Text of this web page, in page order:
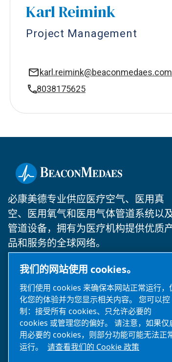
Project Management
Karl Reimink
karl.reimink@beaconmedaes.com
8038175625
必康美德专业供应医疗空气、医用真
空、医用氧气和医用气体管道系统以
管道设备，拥有为医疗机构提供优质
品和服务的全球网络。
©2024 必康美德
沪ICP备2025112077号
沪公网安备31010502007329号
售前咨询：021-2357 0383（服务时
我们的网站使用 cookies。
我们使用 cookies 来确保本网站正常运行，
化您的体验并为您显示相关内容。 您可以控
制：接受所有 cookies、只允许必要的
cookies 或管理您的偏好。 请注意，如果仅
用必要的 cookies，则部分功能可能无法正
运行。
请查看我们的 Cookie 政策